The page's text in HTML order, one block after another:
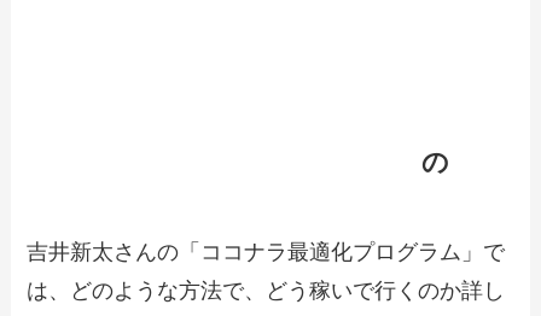
の
吉井新太さんの「ココナラ最適化プログラム」で
は、どのような方法で、どう稼いで行くのか詳し